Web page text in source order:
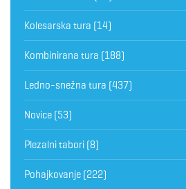
Kolesarska tura (14)
Kombinirana tura (188)
Ledno-snežna tura (437)
Novice (53)
Plezalni tabori (8)
Pohajkovanje (222)